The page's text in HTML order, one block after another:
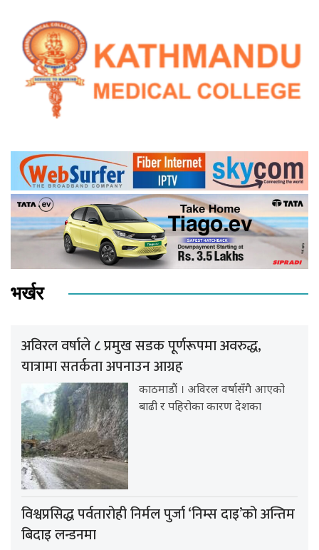
भर्खर
अविरल वर्षाले ८ प्रमुख सडक पूर्णरूपमा अवरुद्ध,
यात्रामा सतर्कता अपनाउन आग्रह
काठमाडौं । अविरल वर्षासँगै आएको
बाढी र पहिरोका कारण देशका
विश्वप्रसिद्ध पर्वतारोही निर्मल पुर्जा ‘निम्स दाइ’को अन्तिम
बिदाइ लन्डनमा